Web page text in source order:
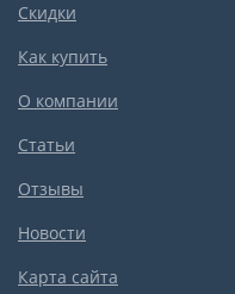
Скидки
Как купить
О компании
Статьи
Отзывы
Новости
Карта сайта